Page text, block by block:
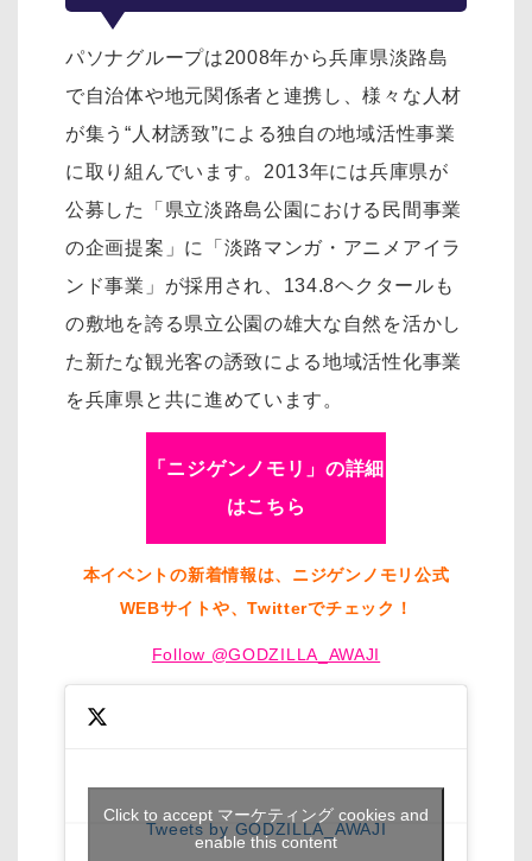
パソナグループは2008年から兵庫県淡路島
で自治体や地元関係者と連携し、様々な人材
が集う“人材誘致”による独自の地域活性事業
に取り組んでいます。2013年には兵庫県が
公募した「県立淡路島公園における民間事業
の企画提案」に「淡路マンガ・アニメアイラ
ンド事業」が採用され、134.8ヘクタールも
の敷地を誇る県立公園の雄大な自然を活かし
た新たな観光客の誘致による地域活性化事業
を兵庫県と共に進めています。
「ニジゲンノモリ」の詳細
はこちら
本イベントの新着情報は、ニジゲンノモリ公式
WEBサイトや、Twitterでチェック！
Follow @GODZILLA_AWAJI
Tweets by GODZILLA_AWAJI
Click to accept マーケティング cookies and
enable this content